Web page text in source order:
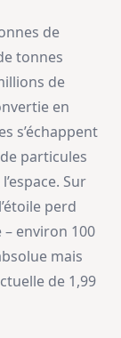
de
tonnes
de
en
s’échappent
particules
Sur
perd
– environ 100
mais
de 1,99